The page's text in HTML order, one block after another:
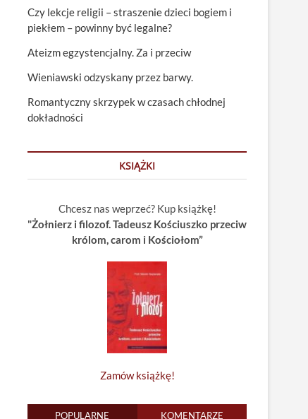
Czy lekcje religii – straszenie dzieci bogiem i
piekłem – powinny być legalne?
Ateizm egzystencjalny. Za i przeciw
Wieniawski odzyskany przez barwy.
Romantyczny skrzypek w czasach chłodnej
dokładności
KSIĄŻKI
Chcesz nas weprzeć? Kup książkę!
"Żołnierz i filozof. Tadeusz Kościuszko przeciw
królom, carom i Kościołom”
Zamów książkę!
POPULARNE KOMENTARZE